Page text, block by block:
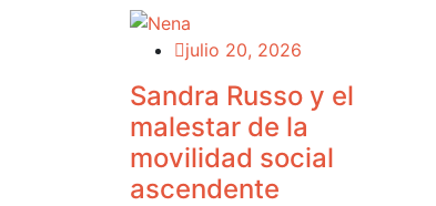
julio 20, 2026
Sandra Russo y el
malestar de la
movilidad social
ascendente